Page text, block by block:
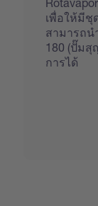
เพื่อให้มีชุ
สามารถน
180 (ปั๊ม
การได้